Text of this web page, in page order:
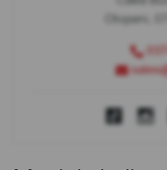
Otopeni,